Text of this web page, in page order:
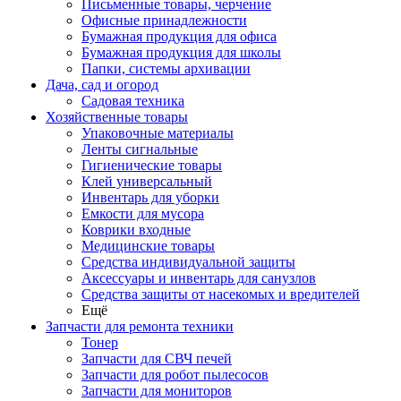
Письменные товары, черчение
Офисные принадлежности
Бумажная продукция для офиса
Бумажная продукция для школы
Папки, системы архивации
Дача, сад и огород
Садовая техника
Хозяйственные товары
Упаковочные материалы
Ленты сигнальные
Гигиенические товары
Клей универсальный
Инвентарь для уборки
Емкости для мусора
Коврики входные
Медицинские товары
Средства индивидуальной защиты
Аксессуары и инвентарь для санузлов
Средства защиты от насекомых и вредителей
Ещё
Запчасти для ремонта техники
Тонер
Запчасти для СВЧ печей
Запчасти для робот пылесосов
Запчасти для мониторов